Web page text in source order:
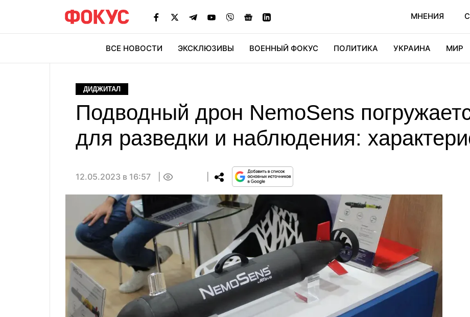
МНЕНИЯ
ВСЕ НОВОСТИ ЭКСКЛЮЗИВЫ ВОЕННЫЙ ФОКУС ПОЛИТИКА УКРАИНА МИР
ДИДЖИТАЛ
Подводный дрон NemoSens
для разведки и наблюдения:
12.05.2023 в 16:57